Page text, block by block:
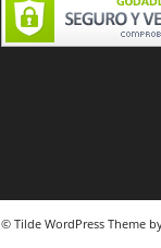
© Tilde WordPress Theme